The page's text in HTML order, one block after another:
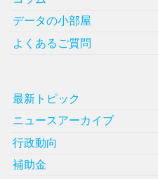
データの小部屋
よくあるご質問
最新トピック
ニュースアーカイブ
行政動向
補助金